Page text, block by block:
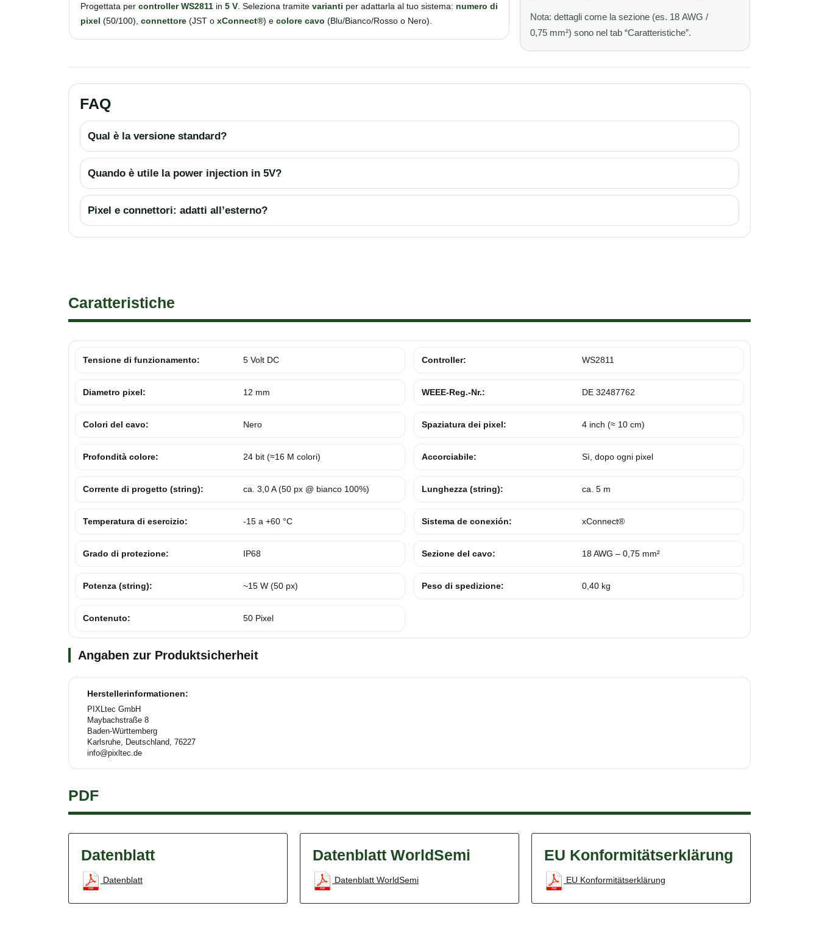
Progettata per controller WS2811 in 5 V . Seleziona tramite varianti per adattarla al tuo sistema: numero di
pixel (50/100), connettore (JST o xConnect®) e colore cavo (Blu/Bianco/Rosso o Nero).
Nota: dettagli come la sezione (es. 18 AWG /
0,75 mm²) sono nel tab “Caratteristiche”.
FAQ
Qual è la versione standard?
Quando è utile la power injection in 5V?
Pixel e connettori: adatti all’esterno?
Caratteristiche
Tensione di funzionamento: 5 Volt DC Controller: WS2811
Diametro pixel: 12 mm WEEE-Reg.-Nr.: DE 32487762
Colori del cavo: Nero Spaziatura dei pixel: 4 inch (≈ 10 cm)
Profondità colore: 24 bit (≈16 M colori) Accorciabile: Sì, dopo ogni pixel
Corrente di progetto (string): ca. 3,0 A (50 px @ bianco 100%) Lunghezza (string): ca. 5 m
Temperatura di esercizio: -15 a +60 °C Sistema de conexión: xConnect®
Grado di protezione: IP68 Sezione del cavo: 18 AWG – 0,75 mm²
Potenza (string): ~15 W (50 px) Peso di spedizione: 0,40 kg
Contenuto: 50 Pixel
Angaben zur Produktsicherheit
Herstellerinformationen:
PIXLtec GmbH
Maybachstraße 8
Baden-Württemberg
Karlsruhe, Deutschland, 76227
info@pixltec.de
PDF
Datenblatt
Datenblatt
Datenblatt WorldSemi
Datenblatt WorldSemi
EU Konformitätserklärung
EU Konformitätserklärung